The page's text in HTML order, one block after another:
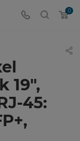
0
19",
45: